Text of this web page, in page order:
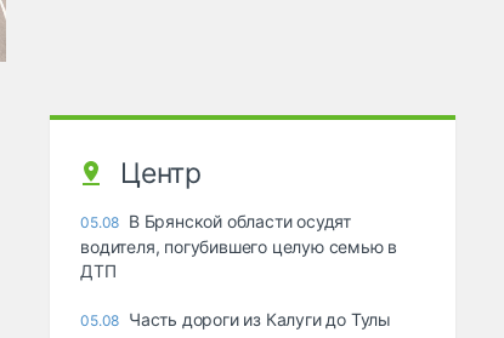
Центр
05.08 В Брянской области осудят
водителя, погубившего целую семью в
ДТП
05.08 Часть дороги из Калуги до Тулы